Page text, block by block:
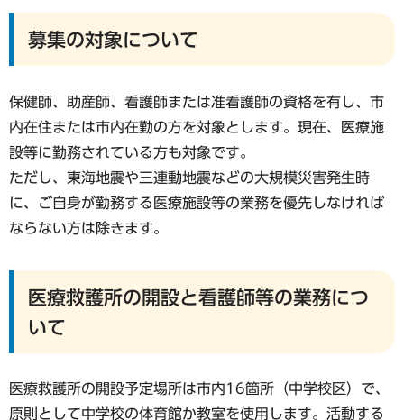
募集の対象について
保健師、助産師、看護師または准看護師の資格を有し、市
内在住または市内在勤の方を対象とします。現在、医療施
設等に勤務されている方も対象です。
ただし、東海地震や三連動地震などの大規模災害発生時
に、ご自身が勤務する医療施設等の業務を優先しなければ
ならない方は除きます。
医療救護所の開設と看護師等の業務につ
いて
医療救護所の開設予定場所は市内16箇所（中学校区）で、
原則として中学校の体育館か教室を使用します。活動する